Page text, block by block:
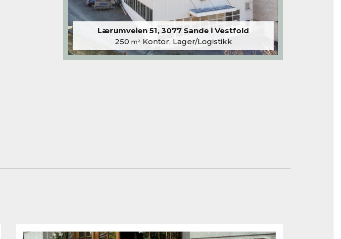
Lærumveien 51, 3077 Sande i Vestfold
250 m²Kontor, Lager/Logistikk